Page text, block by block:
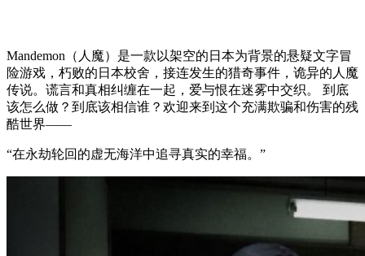
Mandemon（人魔）是一款以架空的日本为背景的悬疑文字冒
险游戏，朽败的日本校舍，接连发生的猎奇事件，诡异的人魔
传说。谎言和真相纠缠在一起，爱与恨在迷雾中交织。 到底
该怎么做？到底该相信谁？欢迎来到这个充满欺骗和伤害的残
酷世界——
“在永劫轮回的虚无海洋中追寻真实的幸福。”